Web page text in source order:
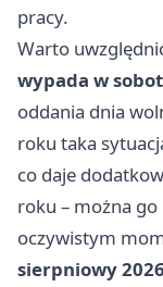
pracy.
Warto
wypada w
oddania dnia
roku taka
co daje
roku – można
oczywistym
sierpniowy 2026